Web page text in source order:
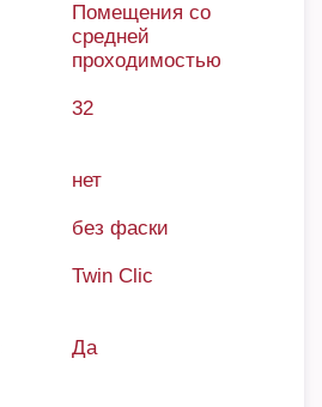
Помещения со
средней
проходимостью
32
нет
без фаски
Twin Clic
Да